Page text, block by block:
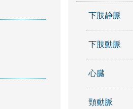
下肢静脈
下肢動脈
心臓
頸動脈